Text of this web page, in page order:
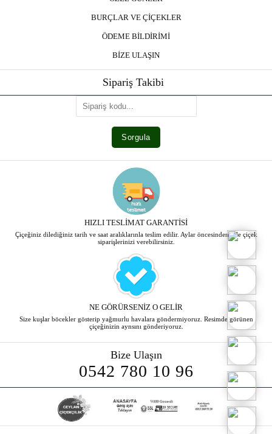
BURÇLAR VE ÇİÇEKLER
ÖDEME BİLDİRİMİ
BİZE ULAŞIN
Sipariş Takibi
HIZLI TESLİMAT GARANTİSİ
Çiçeğiniz dilediğiniz tarih ve saat aralıklarınla teslim edilir. Aylar öncesinden bile çiçek
siparişlerinizi verebilirsiniz.
NE GÖRÜRSENİZ O GELİR
Size kuşlar böcekler gösterip yağmurlu havalara göndermiyoruz. Resimde görünen
çiçeğinizin aynsını gönderiyoruz.
Bize Ulaşın
0542 780 10 96